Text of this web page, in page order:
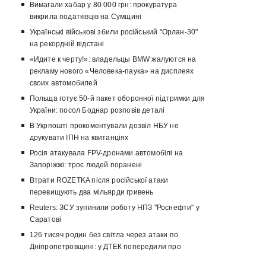
Вимагали хабар у 80 000 грн: прокуратура
викрила податківців на Сумщині
Українські військові збили російський "Орлан-30"
на рекордній відстані
«Идите к черту!»: владельцы BMW жалуются на
рекламу нового «Человека-паука» на дисплеях
своих автомобилей
Польща готує 50-й пакет оборонної підтримки для
України: посол Боднар розповів деталі
В Укрпошті прокоментували дозвіл НБУ не
друкувати ІПН на квитанціях
Росія атакувала FPV-дронами автомобілі на
Запоріжжі: троє людей поранені
Втрати ROZETKA після російської атаки
перевищують два мільярди гривень
Reuters: ЗСУ зупинили роботу НПЗ "Роснефти" у
Саратові
126 тисяч родин без світла через атаки по
Дніпропетровщині: у ДТЕК попередили про